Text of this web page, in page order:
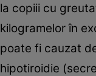
la copiii cu
kilogramelor în
poate fi cauzat
hipotiroidie